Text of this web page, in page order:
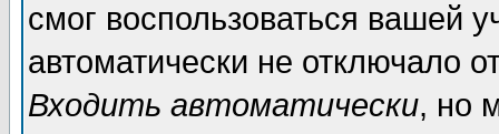
смог воспользоваться вашей
автоматически не отключало
Входить автоматически, но